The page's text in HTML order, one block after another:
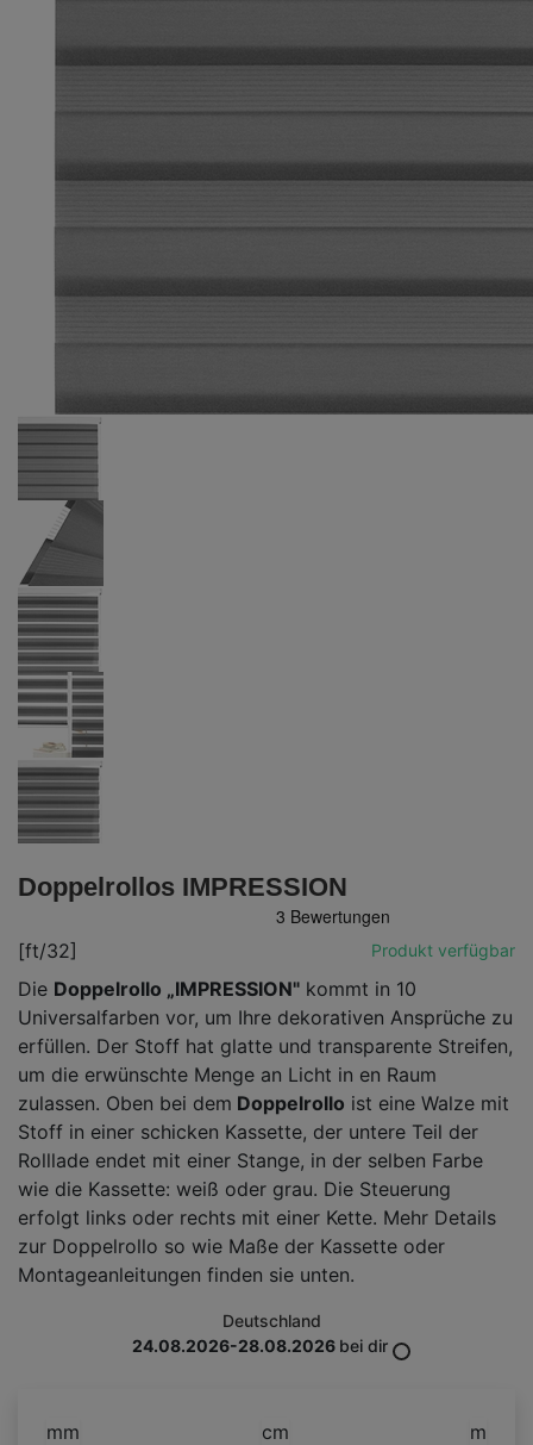
Doppelrollos IMPRESSION
[ft/32] Produkt verfügbar
Die Doppelrollo „IMPRESSION" kommt in 10
Universalfarben vor, um Ihre dekorativen Ansprüche zu
erfüllen. Der Stoff hat glatte und transparente Streifen,
um die erwünschte Menge an Licht in en Raum
zulassen. Oben bei dem Doppelrollo ist eine Walze mit
Stoff in einer schicken Kassette, der untere Teil der
Rolllade endet mit einer Stange, in der selben Farbe
wie die Kassette: weiß oder grau. Die Steuerung
erfolgt links oder rechts mit einer Kette. Mehr Details
zur Doppelrollo so wie Maße der Kassette oder
Montageanleitungen finden sie unten.
Deutschland
24.08.2026-28.08.2026 bei dir
mm cm m